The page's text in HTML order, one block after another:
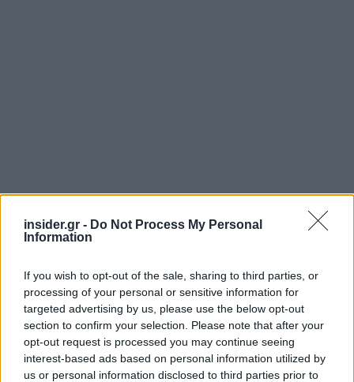
insider.gr - Do Not Process My Personal
Information
If you wish to opt-out of the sale, sharing to third parties, or
processing of your personal or sensitive information for
targeted advertising by us, please use the below opt-out
section to confirm your selection. Please note that after your
opt-out request is processed you may continue seeing
interest-based ads based on personal information utilized by
us or personal information disclosed to third parties prior to
Διανομή μερίσματος